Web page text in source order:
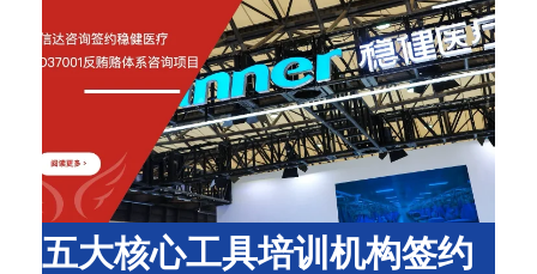
五大核心工具培训机构签约